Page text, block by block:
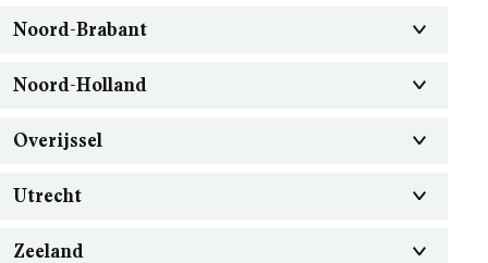
Noord-Brabant
Noord-Holland
Overijssel
Utrecht
Zeeland